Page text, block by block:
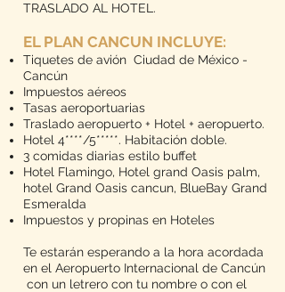
TRASLADO AL HOTEL.
EL PLAN CANCUN INCLUYE:
Tiquetes de avión Ciudad de México -
Cancún
Impuestos aéreos
Tasas aeroportuarias
Traslado aeropuerto + Hotel + aeropuerto.
Hotel 4****/5*****. Habitación doble.
3 comidas diarias estilo buffet
Hotel Flamingo, Hotel grand Oasis palm,
hotel Grand Oasis cancun, BlueBay Grand
Esmeralda
Impuestos y propinas en Hoteles
Te estarán esperando a la hora acordada
en el Aeropuerto Internacional de Cancún
con un letrero con tu nombre o con el